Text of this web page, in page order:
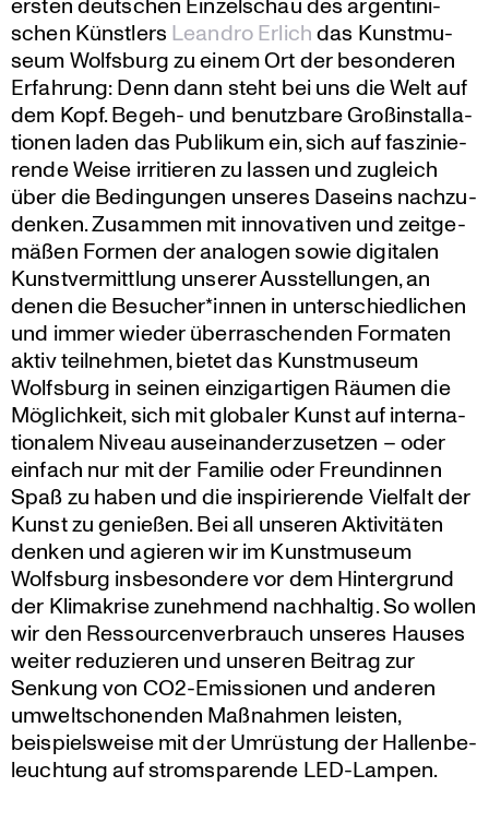
schen Künstlers Leandro Erlichdas Kunst­mu­
seum Wolfsburg zu einem Ort der beson­deren
Erfahrung: Denn dann steht bei uns die Welt auf
dem Kopf. Begeh- und benutz­bare Großin­stal­la­
tionen laden das Publikum ein, sich auf faszi­nie­
rende Weise irritieren zu lassen und zugleich
über die Bedin­gungen unseres Daseins nachzu­
denken. Zusammen mit innova­tiven und zeitge­
mäßen Formen der analogen sowie digitalen
Kunst­ver­mitt­lung unserer Ausstel­lungen, an
denen die Besucher*innen in unter­schied­li­chen
und immer wieder überra­schenden Formaten
aktiv teilnehmen, bietet das Kunst­mu­seum
Wolfsburg in seinen einzig­ar­tigen Räumen die
Möglich­keit, sich mit globaler Kunst auf inter­na­
tio­nalem Niveau ausein­an­der­zu­setzen – oder
einfach nur mit der Familie oder Freun­dinnen
Spaß zu haben und die inspi­rie­rende Vielfalt der
Kunst zu genießen. Bei all unseren Aktivi­täten
denken und agieren wir im Kunst­mu­seum
Wolfsburg insbe­son­dere vor dem Hinter­grund
der Klima­krise zunehmend nachhaltig. So wollen
wir den Ressour­cen­ver­brauch unseres Hauses
weiter reduzieren und unseren Beitrag zur
Senkung von CO2-Emissionen und anderen
umwelt­scho­nenden Maßnahmen leisten,
beispiels­weise mit der Umrüstung der Hallen­be­
leuch­tung auf strom­spa­rende LED-Lampen.